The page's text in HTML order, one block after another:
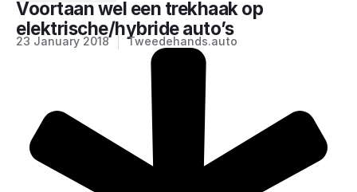
Voortaan wel een trekhaak op
elektrische/hybride auto’s
23 January 2018 Tweedehands.auto